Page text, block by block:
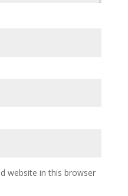
website in this browser